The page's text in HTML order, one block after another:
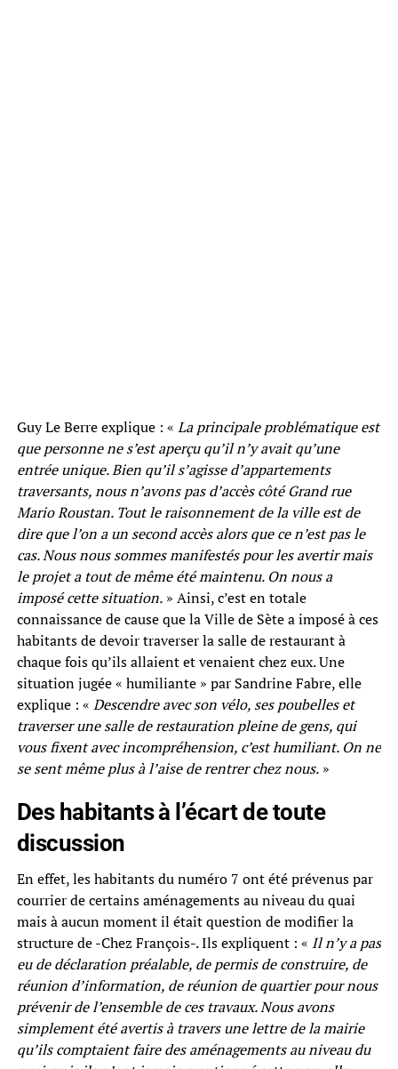
Guy Le Berre explique : « La principale problématique est
que personne ne s’est aperçu qu’il n’y avait qu’une
entrée unique. Bien qu’il s’agisse d’appartements
traversants, nous n’avons pas d’accès côté Grand rue
Mario Roustan. Tout le raisonnement de la ville est de
dire que l’on a un second accès alors que ce n’est pas le
cas. Nous nous sommes manifestés pour les avertir mais
le projet a tout de même été maintenu. On nous a
imposé cette situation.» Ainsi, c’est en totale
connaissance de cause que la Ville de Sète a imposé à ces
habitants de devoir traverser la salle de restaurant à
chaque fois qu’ils allaient et venaient chez eux. Une
situation jugée « humiliante » par Sandrine Fabre, elle
explique : « Descendre avec son vélo, ses poubelles et
traverser une salle de restauration pleine de gens, qui
vous fixent avec incompréhension, c’est humiliant. On ne
se sent même plus à l’aise de rentrer chez nous.»
Des habitants à l’écart de toute
discussion
En effet, les habitants du numéro 7 ont été prévenus par
courrier de certains aménagements au niveau du quai
mais à aucun moment il était question de modifier la
structure de -Chez François-. Ils expliquent : « Il n’y a pas
eu de déclaration préalable, de permis de construire, de
réunion d’information, de réunion de quartier pour nous
prévenir de l’ensemble de ces travaux. Nous avons
simplement été avertis à travers une lettre de la mairie
qu’ils comptaient faire des aménagements au niveau du